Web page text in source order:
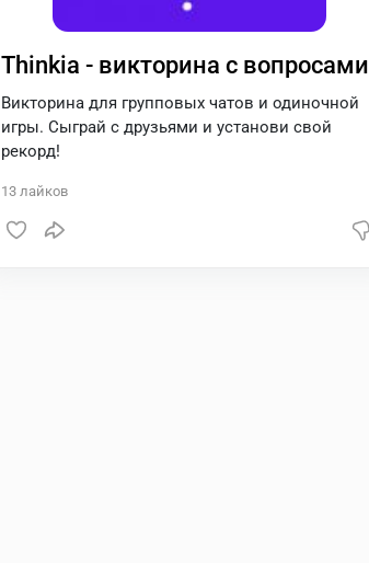
Thinkia - викторина с вопросами
Викторина для групповых чатов и одиночной
игры. Сыграй с друзьями и установи свой
рекорд!
13 лайков